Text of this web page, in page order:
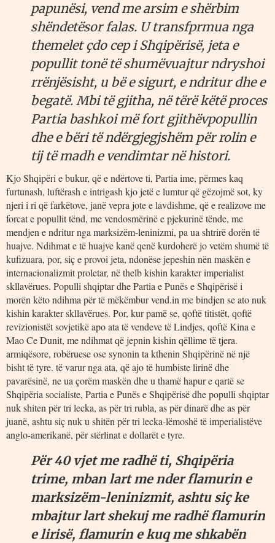
papunësi, vend me arsim e shërbim
shëndetësor falas. U transfprmua nga
themelet çdo cep i Shqipërisë, jeta e
popullit tonë të shumëvuajtur ndryshoi
rrënjësisht, u bë e sigurt, e ndritur dhe e
begatë. Mbi të gjitha, në tërë këtë proces
Partia bashkoi më fort gjithëvpopullin
dhe e bëri të ndërgjegjshëm për rolin e
tij të madh e vendimtar në histori.
Kjo Shqipëri e bukur, që e ndërtove ti, Partia ime, përmes kaq
furtunash, luftërash e intrigash kjo jetë e lumtur që gëzojmë sot, ky
njeri i ri që farkëtove, janë vepra jote e lavdishme, që e realizove me
forcat e popullit tënd, me vendosmërinë e pjekurinë tënde, me
mendjen e ndritur nga marksizëm-leninizmi, pa ua shtrirë dorën të
huajve. Ndihmat e të huajve kanë qenë kurdoherë jo vetëm shumë të
kufizuara, por, siç e provoi jeta, ndonëse jepeshin nën maskën e
internacionalizmit proletar, në thelb kishin karakter imperialist
skllavërues. Populli shqiptar dhe Partia e Punës e Shqipërisë i
morën këto ndihma për të mëkëmbur vend.in me bindjen se ato nuk
kishin karakter skllavërues. Por, kur pamë se, qoftë titistët, qoftë
revizionistët sovjetikë apo ata të vendeve të Lindjes, qoftë Kina e
Mao Ce Dunit, me ndihmat që jepnin kishin qëllime të tjera.
armiqësore, robëruese ose synonin ta kthenin Shqipërinë në një
bisht të tyre. të varur nga ata, që ajo të humbiste lirinë dhe
pavarësinë, ne ua çorëm maskën dhe u thamë hapur e qartë se
Shqipëria socialiste, Partia e Punës e Shqipërisë dhe populli shqiptar
nuk shiten për tri lecka, as për tri rubla, as për dinarë dhe as për
juanë, ashtu siç nuk u shitën për tri lecka-lëmoshë të imperialistëve
anglo-amerikanë, për stërlinat e dollarët e tyre.
Për 40 vjet me radhë ti, Shqipëria
trime, mban lart me nder flamurin e
marksizëm-leninizmit, ashtu siç ke
mbajtur lart shekuj me radhë flamurin
e lirisë, flamurin e kuq me shkabën